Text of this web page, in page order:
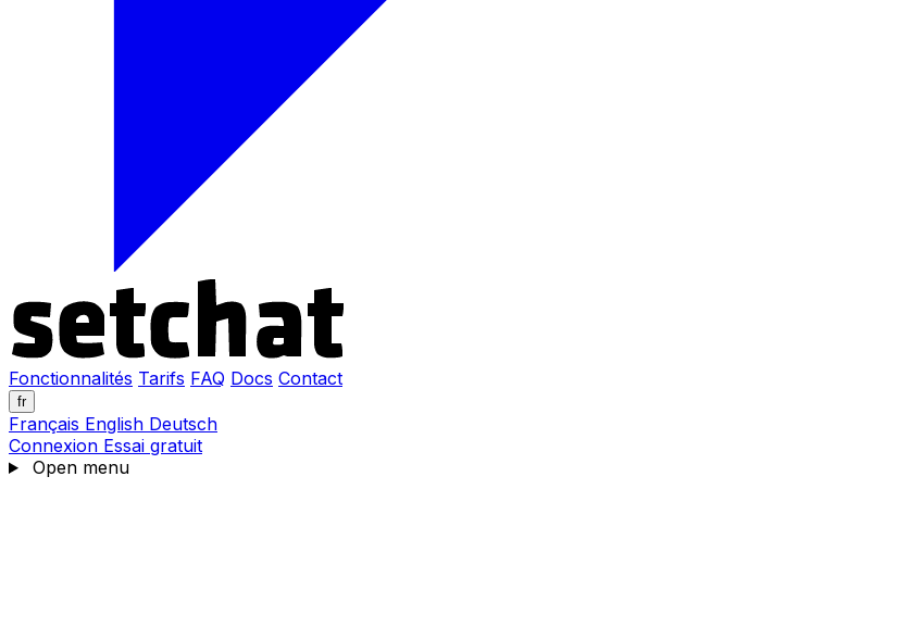
Fonctionnalités Tarifs FAQ Docs Contact
fr
Français English Deutsch
Connexion Essai gratuit
Open menu